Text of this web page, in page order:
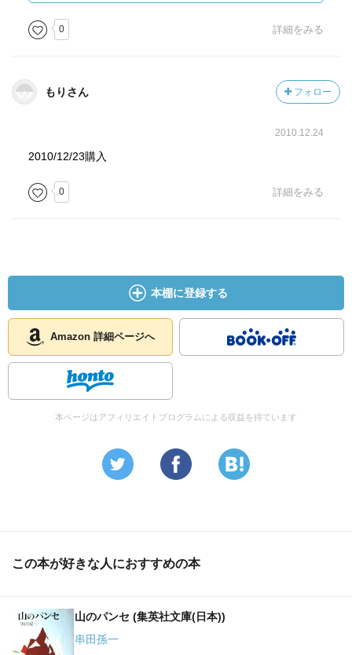
「芋なり。
配給の薩摩芋なり。
皮の色紅【べに】なるを紅赤【べにあか】とし、
形やや短かくして
配給生活を耐え忍ぶ戦争賛美の詩とも言われたが、震災
る。
0 詳細をみる
もりさん フォロー
2010.12.24
2010/12/23購入
0 詳細をみる
本棚に登録する
Amazon 詳細ページへ
本ページはアフィリエイトプログラムによる収益を得ています
この本が好きな人におすすめの本
山のパンセ (集英社文庫(日本))
串田孫一